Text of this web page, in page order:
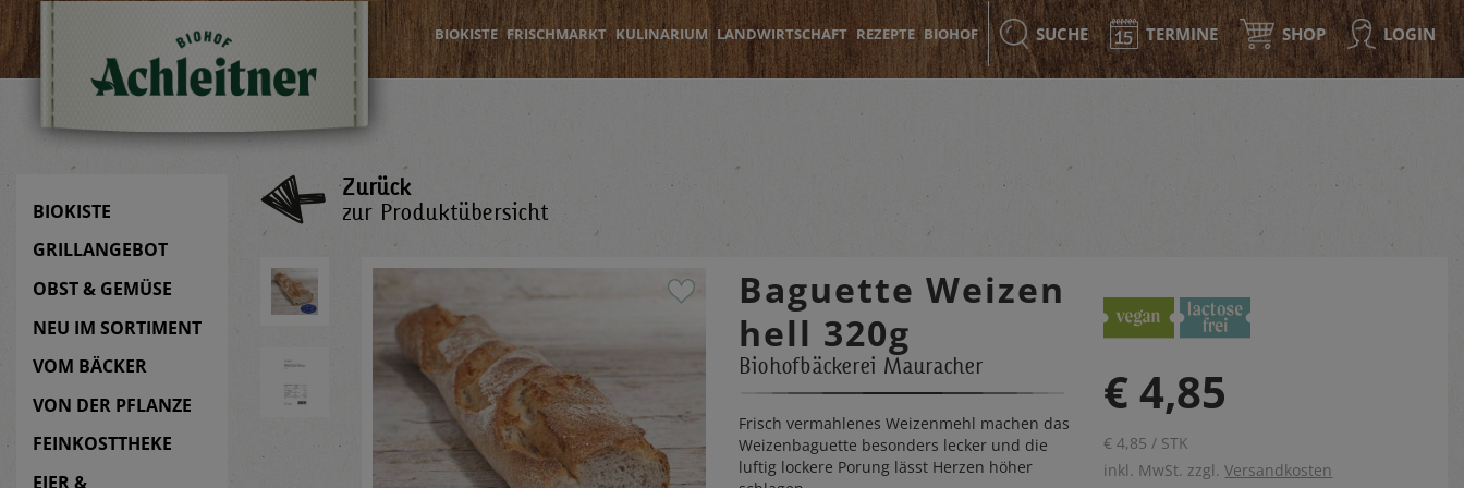
BIOKISTE FRISCHMARKT KULINARIUM LANDWIRTSCHAFT REZEPTE BIOHOF SUCHE TERMINE SHOP LOGIN
BIOKISTE
GRILLANGEBOT
OBST & GEMÜSE
NEU IM SORTIMENT
VOM BÄCKER
VON DER PFLANZE
FEINKOSTTHEKE
EIER &
Zurück
zur Produktübersicht
Baguette Weizen
hell 320g
Biohofbäckerei Mauracher
Frisch vermahlenes Weizenmehl machen das
Weizenbaguette besonders lecker und die
luftig lockere Porung lässt Herzen höher
€ 4,85
€ 4,85 / STK
inkl. MwSt. zzgl.Versandkosten